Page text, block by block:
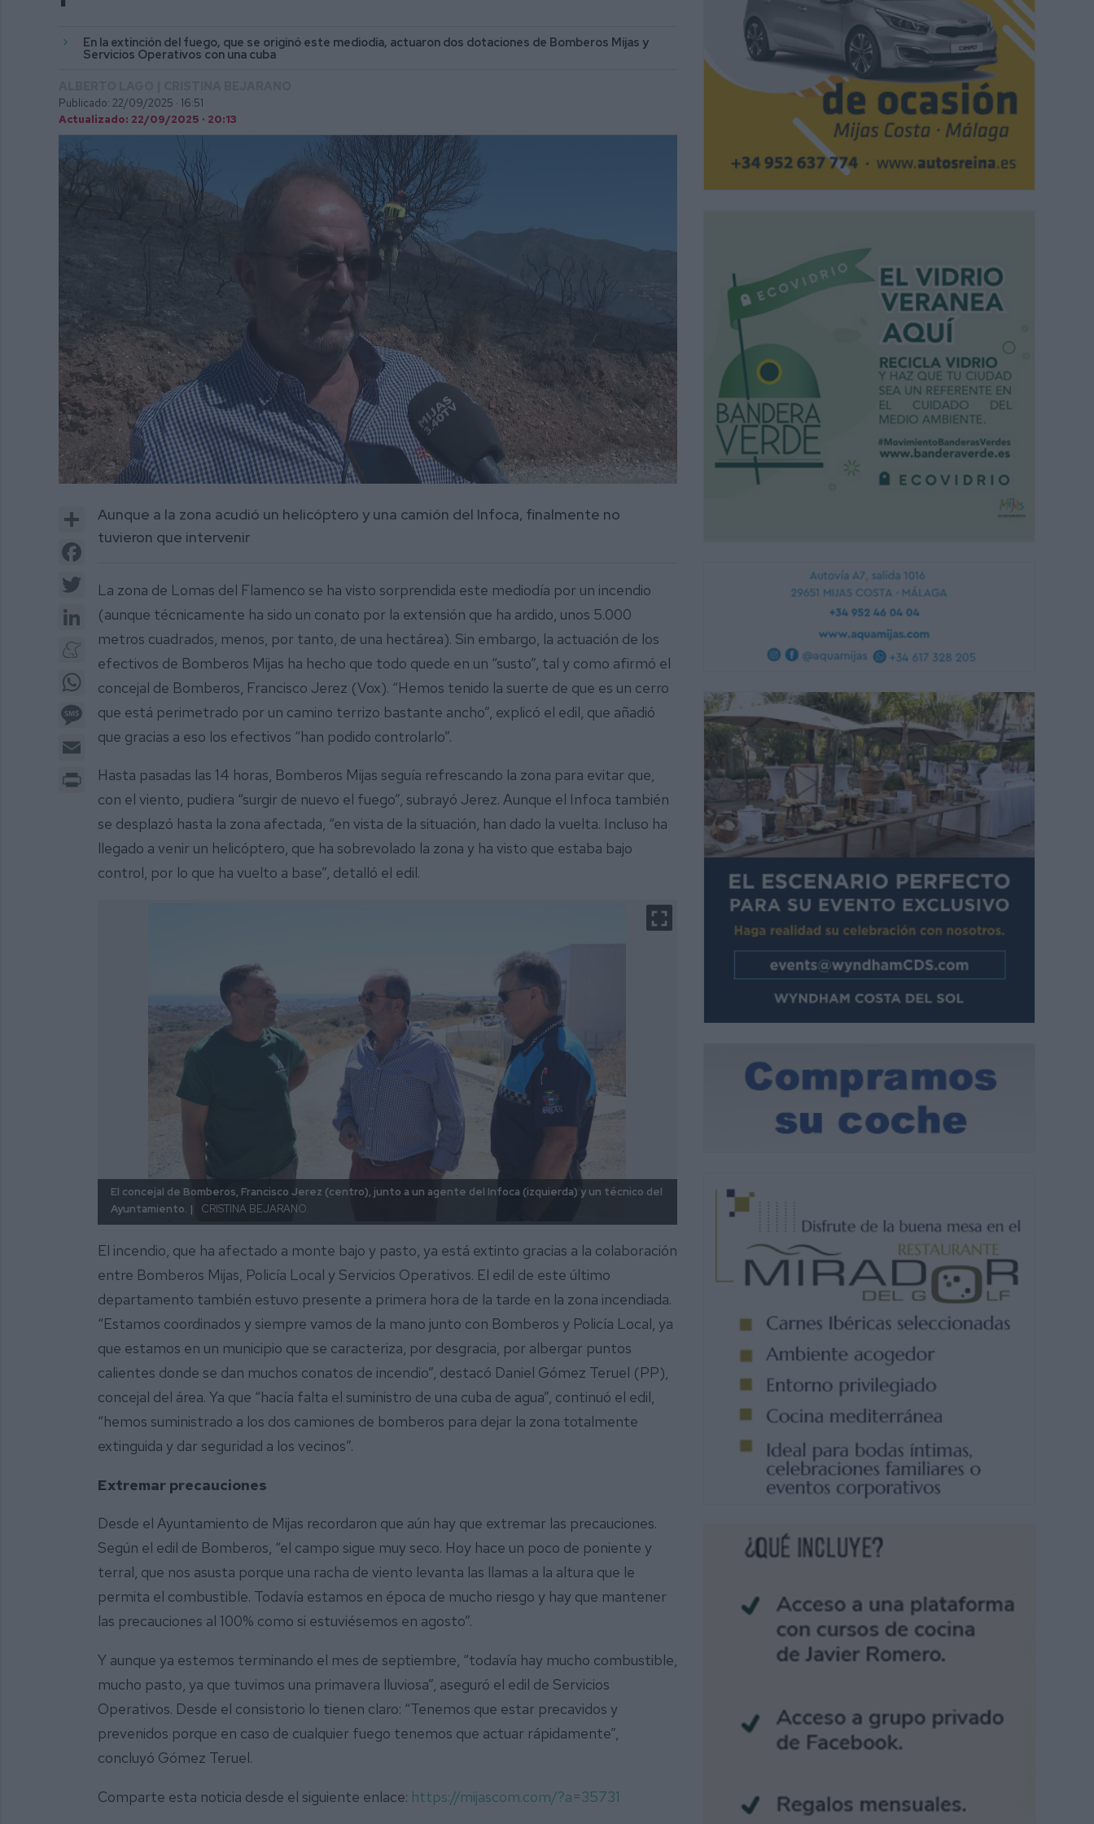
En la extinción del fuego, que se originó este mediodía, actuaron dos dotaciones de Bomberos Mijas y
Servicios Operativos con una cuba
Publicado: 22/09/2025 · 16:51
Actualizado: 22/09/2025 · 20:13
2
minutes,
31
seconds
Share
Facebook
LinkedIn
Meneame
Message
Email
Print
Aunque a la zona acudió un helicóptero y una camión del Infoca, finalmente no
tuvieron que intervenir
La zona de Lomas del Flamenco se ha visto sorprendida este mediodía por un incendio
(aunque técnicamente ha sido un conato por la extensión que ha ardido, unos 5.000
metros cuadrados, menos, por tanto, de una hectárea). Sin embargo, la actuación de los
efectivos de Bomberos Mijas ha hecho que todo quede en un “susto”, tal y como afirmó el
concejal de Bomberos, Francisco Jerez (Vox). “Hemos tenido la suerte de que es un cerro
que está perimetrado por un camino terrizo bastante ancho”, explicó el edil, que añadió
que gracias a eso los efectivos “han podido controlarlo”.
Hasta pasadas las 14 horas, Bomberos Mijas seguía refrescando la zona para evitar que,
con el viento, pudiera “surgir de nuevo el fuego”, subrayó Jerez. Aunque el Infoca también
se desplazó hasta la zona afectada, “en vista de la situación, han dado la vuelta. Incluso ha
llegado a venir un helicóptero, que ha sobrevolado la zona y ha visto que estaba bajo
control, por lo que ha vuelto a base”, detalló el edil.
El concejal de Bomberos, Francisco Jerez (centro), junto a un agente del Infoca (izquierda) y un técnico del
Ayuntamiento. |
CRISTINA BEJARANO.
El incendio, que ha afectado a monte bajo y pasto, ya está extinto gracias a
Bomberos Mijas, Policía Local y Servicios Operativos. |
El incendio, que ha afectado a monte bajo y pasto, ya está extinto gracias a la colaboración
entre Bomberos Mijas, Policía Local y Servicios Operativos. El edil de este último
departamento también estuvo presente a primera hora de la tarde en la zona incendiada.
“Estamos coordinados y siempre vamos de la mano junto con Bomberos y Policía Local, ya
que estamos en un municipio que se caracteriza, por desgracia, por albergar puntos
calientes donde se dan muchos conatos de incendio”, destacó Daniel Gómez Teruel (PP),
concejal del área. Ya que “hacía falta el suministro de una cuba de agua”, continuó el edil,
“hemos suministrado a los dos camiones de bomberos para dejar la zona totalmente
extinguida y dar seguridad a los vecinos”.
Extremar precauciones
Desde el Ayuntamiento de Mijas recordaron que aún hay que extremar las precauciones.
Según el edil de Bomberos, “el campo sigue muy seco. Hoy hace un poco de poniente y
terral, que nos asusta porque una racha de viento levanta las llamas a la altura que le
permita el combustible. Todavía estamos en época de mucho riesgo y hay que mantener
las precauciones al 100% como si estuviésemos en agosto”.
Y aunque ya estemos terminando el mes de septiembre, “todavía hay mucho combustible,
mucho pasto, ya que tuvimos una primavera lluviosa”, aseguró el edil de Servicios
Operativos. Desde el consistorio lo tienen claro: “Tenemos que estar precavidos y
prevenidos porque en caso de cualquier fuego tenemos que actuar rápidamente”,
concluyó Gómez Teruel.
Comparte esta noticia desde el siguiente enlace: https://mijascom.com/?a=35731